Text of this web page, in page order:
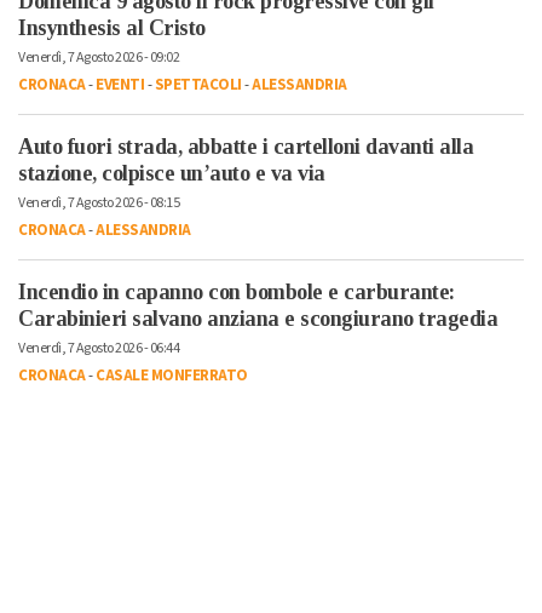
Insynthesis al Cristo
Venerdì, 7 Agosto 2026 - 09:02
CRONACA-EVENTI-SPETTACOLI-ALESSANDRIA
Auto fuori strada, abbatte i cartelloni davanti alla
stazione, colpisce un’auto e va via
Venerdì, 7 Agosto 2026 - 08:15
CRONACA-ALESSANDRIA
Incendio in capanno con bombole e carburante:
Carabinieri salvano anziana e scongiurano tragedia
Venerdì, 7 Agosto 2026 - 06:44
CRONACA-CASALE MONFERRATO